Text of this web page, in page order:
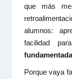
que más
alumnos:
facilidad
fundamentada
Porque vaya